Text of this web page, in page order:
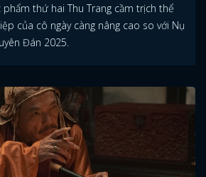
phẩm thứ hai Thu Trang cầm trịch thể
của cô ngày càng nâng cao so với Nụ
Đán 2025.